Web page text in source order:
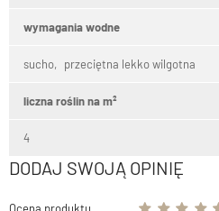
wymagania wodne
sucho przeciętna lekko wilgotna
liczna roślin na m²
4
DODAJ SWOJĄ OPINIĘ